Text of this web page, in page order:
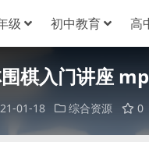
级 初中教育 高
棋入门讲座
01-18 综合资源 0